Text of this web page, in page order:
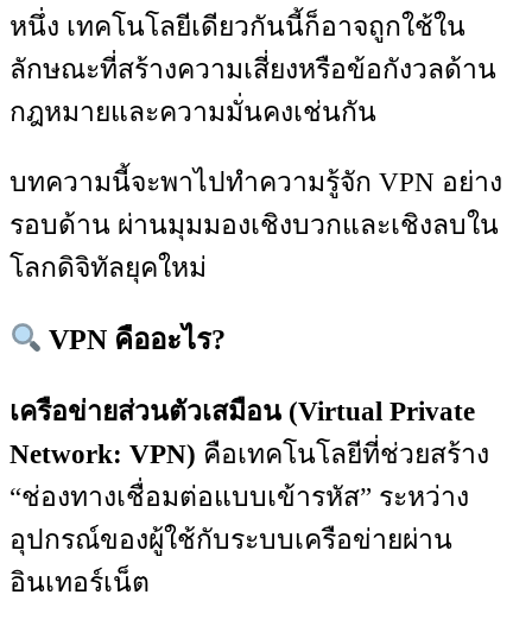
หนึ่ง เทคโนโลยีเดียวกันนี้ก็อาจถูกใช้ใน
ลักษณะที่สร้างความเสี่ยงหรือข้อกังวลด้าน
กฎหมายและความมั่นคงเช่นกัน
บทความนี้จะพาไปทำความรู้จัก VPN อย่าง
รอบด้าน ผ่านมุมมองเชิงบวกและเชิงลบใน
โลกดิจิทัลยุคใหม่
VPN คืออะไร?
เครือข่ายส่วนตัวเสมือน (Virtual Private
Network: VPN) คือเทคโนโลยีที่ช่วยสร้าง
“ช่องทางเชื่อมต่อแบบเข้ารหัส” ระหว่าง
อุปกรณ์ของผู้ใช้กับระบบเครือข่ายผ่าน
อินเทอร์เน็ต